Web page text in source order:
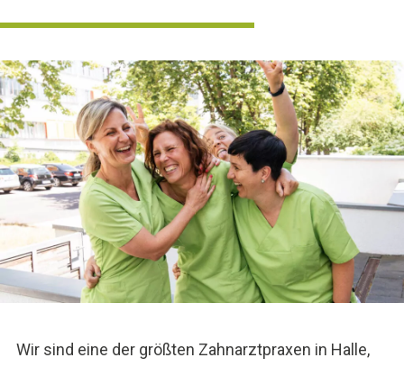
Wir sind eine der größten Zahnarztpraxen in Halle,